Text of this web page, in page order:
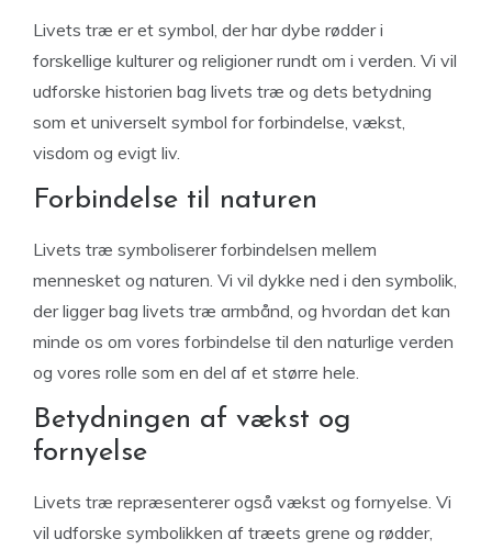
Livets træ er et symbol, der har dybe rødder i
forskellige kulturer og religioner rundt om i verden. Vi vil
udforske historien bag livets træ og dets betydning
som et universelt symbol for forbindelse, vækst,
visdom og evigt liv.
Forbindelse til naturen
Livets træ symboliserer forbindelsen mellem
mennesket og naturen. Vi vil dykke ned i den symbolik,
der ligger bag livets træ armbånd, og hvordan det kan
minde os om vores forbindelse til den naturlige verden
og vores rolle som en del af et større hele.
Betydningen af vækst og
fornyelse
Livets træ repræsenterer også vækst og fornyelse. Vi
vil udforske symbolikken af træets grene og rødder,